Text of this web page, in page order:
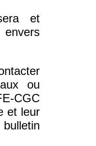
et
ou
CGC
et leur